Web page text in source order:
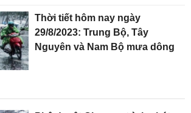
Thời tiết hôm nay ngày
29/8/2023: Trung Bộ, Tây
Nguyên và Nam Bộ mưa dông